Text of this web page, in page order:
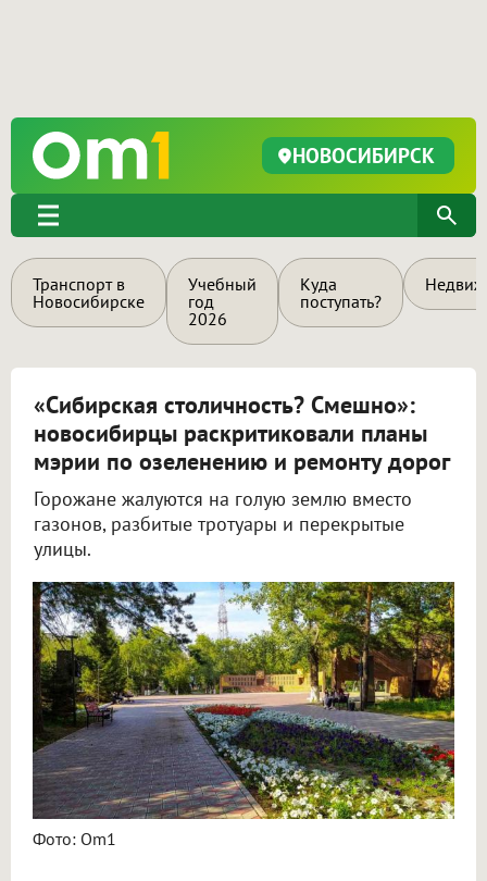
НОВОСИБИРСК
Транспорт в
Новосибирске
Учебный
год
2026
Куда
поступать?
«Сибирская столичность? Смешно»:
новосибирцы раскритиковали планы
мэрии по озеленению и ремонту дорог
Горожане жалуются на голую землю вместо
газонов, разбитые тротуары и перекрытые
улицы.
Фото: Om1